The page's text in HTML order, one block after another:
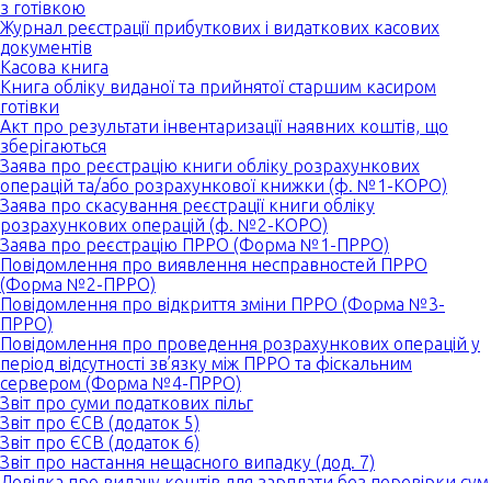
з готівкою
Журнал реєстрації прибуткових і видаткових касових
документів
Касова книга
Книга обліку виданої та прийнятої старшим касиром
готівки
Акт про результати інвентаризації наявних коштів, що
зберігаються
Заява про реєстрацію книги обліку розрахункових
операцій та/або розрахункової книжки (ф. №1-КОРО)
Заява про скасування реєстрації книги обліку
розрахункових операцій (ф. №2-КОРО)
Заява про реєстрацію ПРРО (Форма №1-ПРРО)
Повідомлення про виявлення несправностей ПРРО
(Форма №2-ПРРО)
Повідомлення про відкриття зміни ПРРО (Форма №3-
ПРРО)
Повідомлення про проведення розрахункових операцій у
період відсутності зв’язку між ПРРО та фіскальним
сервером (Форма №4-ПРРО)
Звіт про суми податкових пільг
Звіт про ЄСВ (додаток 5)
Звіт про ЄСВ (додаток 6)
Звіт про настання нещасного випадку (дод. 7)